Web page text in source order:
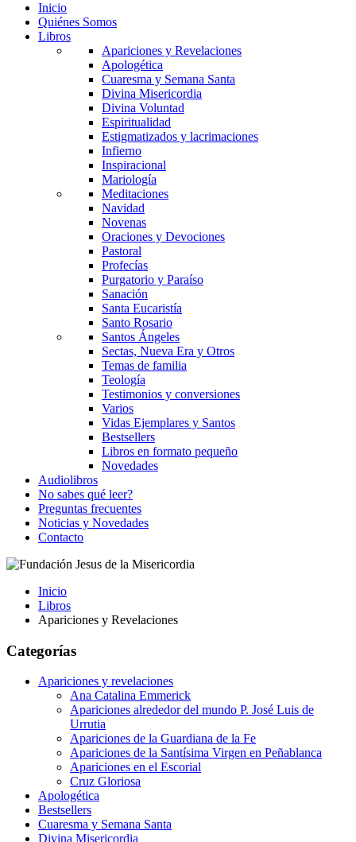
Inicio
Quiénes Somos
Libros
Apariciones y Revelaciones
Apologética
Cuaresma y Semana Santa
Divina Misericordia
Divina Voluntad
Espiritualidad
Estigmatizados y lacrimaciones
Infierno
Inspiracional
Mariología
Meditaciones
Navidad
Novenas
Oraciones y Devociones
Pastoral
Profecías
Purgatorio y Paraíso
Sanación
Santa Eucaristía
Santo Rosario
Santos Ángeles
Sectas, Nueva Era y Otros
Temas de familia
Teología
Testimonios y conversiones
Varios
Vidas Ejemplares y Santos
Bestsellers
Libros en formato pequeño
Novedades
Audiolibros
No sabes qué leer?
Preguntas frecuentes
Noticias y Novedades
Contacto
Inicio
Libros
Apariciones y Revelaciones
Categorías
Apariciones y revelaciones
Ana Catalina Emmerick
Apariciones alrededor del mundo P. José Luis de
Urrutia
Apariciones de la Guardiana de la Fe
Apariciones de la Santísima Virgen en Peñablanca
Apariciones en el Escorial
Cruz Gloriosa
Apologética
Bestsellers
Cuaresma y Semana Santa
Divina Misericordia